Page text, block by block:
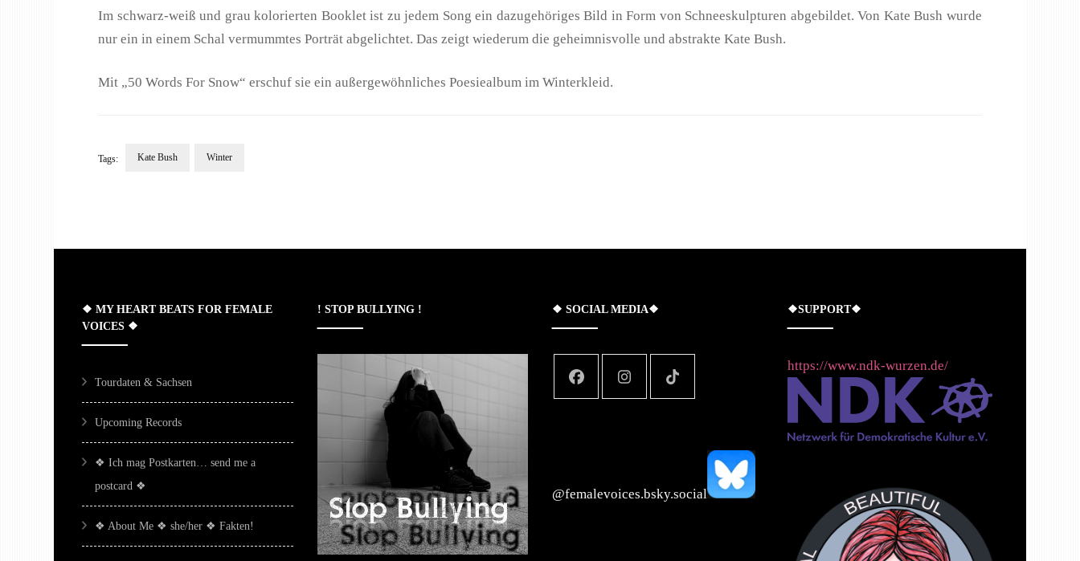
Im schwarz-weiß und grau kolorierten Booklet ist zu jedem Song ein dazugehöriges Bild in Form von Schneeskulpturen abgebildet. Von Kate Bush wurde
nur ein in einem Schal vermummtes Porträt abgelichtet. Das zeigt wiederum die geheimnisvolle und abstrakte Kate Bush.
Mit „50 Words For Snow“ erschuf sie ein außergewöhnliches Poesiealbum im Winterkleid.
Tags: Kate Bush Winter
❖ MY HEART BEATS FOR FEMALE
VOICES ❖
Tourdaten & Sachsen
Upcoming Records
❖ Ich mag Postkarten… send me a
postcard ❖
❖ About Me ❖ she/her ❖ Fakten!
! STOP BULLYING ! ❖ SOCIAL MEDIA❖
‪@femalevoices.bsky.social‬
❖SUPPORT❖
https://www.ndk-wurzen.de/